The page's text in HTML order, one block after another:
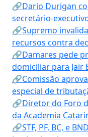
🔗Dario Durigan
secretário-
🔗Supremo
recursos contra
🔗Damares pede
domiciliar para Jair
🔗Comissão
especial de
🔗Diretor do Foro
da Academia
🔗STF, PF, BC, e